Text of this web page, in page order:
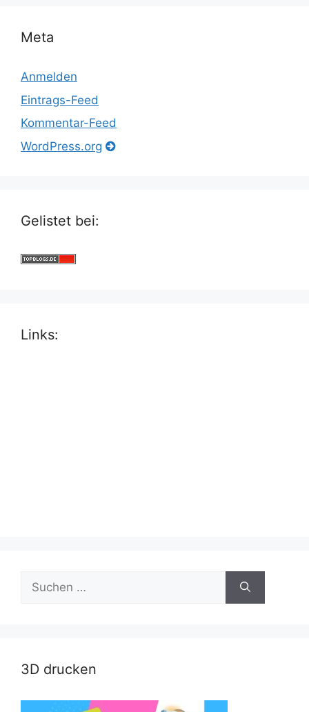
Meta
Anmelden
Eintrags-Feed
Kommentar-Feed
WordPress.org
Gelistet bei:
Links:
Suche
nach:
3D drucken